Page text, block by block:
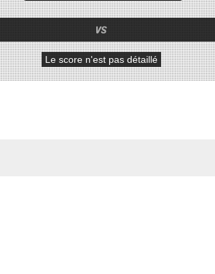
VS
Le score n'est pas détaillé